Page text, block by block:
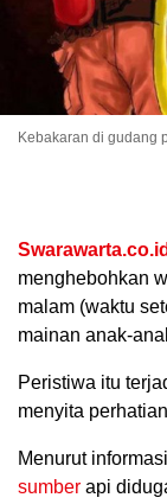
Kebakaran di gudang
Swarawarta.co.id
menghebohkan
malam (waktu
mainan anak-
Peristiwa itu
menyita
Menurut
sumber api